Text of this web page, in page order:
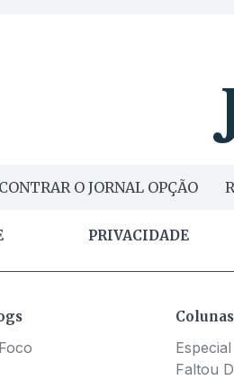
O JORNAL OPÇÃO
PRIVACIDADE
Faltou